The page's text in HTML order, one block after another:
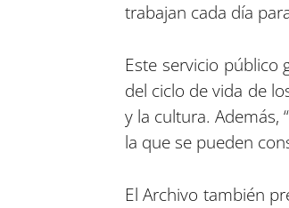
trabajan cada día
Este servicio público
del ciclo de vida de
y la cultura. Además,
la que se pueden
El Archivo también